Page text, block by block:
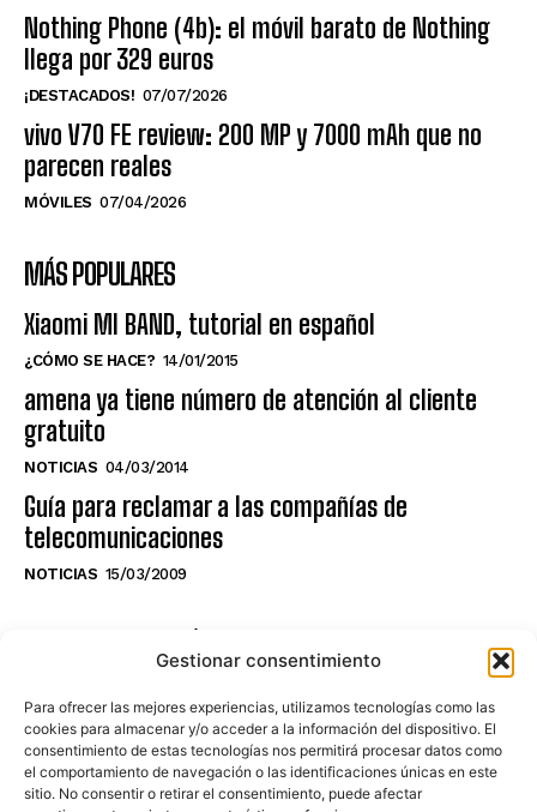
Gestionar consentimiento
Para ofrecer las mejores experiencias, utilizamos tecnologías como las
cookies para almacenar y/o acceder a la información del dispositivo. El
consentimiento de estas tecnologías nos permitirá procesar datos como
el comportamiento de navegación o las identificaciones únicas en este
sitio. No consentir o retirar el consentimiento, puede afectar
Nothing Phone (4b): el móvil barato de Nothing
llega por 329 euros
¡DESTACADOS! 07/07/2026
vivo V70 FE review: 200 MP y 7000 mAh que no
parecen reales
MÓVILES 07/04/2026
MÁS POPULARES
Xiaomi MI BAND, tutorial en español
¿CÓMO SE HACE? 14/01/2015
amena ya tiene número de atención al cliente
gratuito
NOTICIAS 04/03/2014
Guía para reclamar a las compañías de
telecomunicaciones
NOTICIAS 15/03/2009
NO TE PIERDAS LO ÚLTIMO DEL CANAL
Haz clic en «Estoy de acuerdo» para
activar Youtube